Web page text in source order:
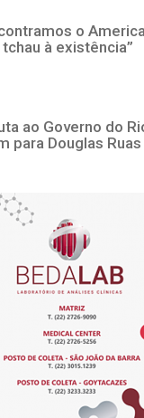
o
à existência”
ao Governo do
para Douglas